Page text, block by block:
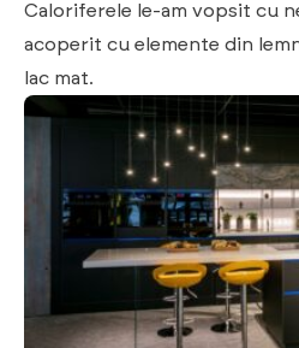
Caloriferele le-am vopsit cu
acoperit cu elemente din
lac mat.